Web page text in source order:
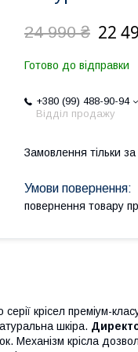
24 990 ₴ 22
Готово до відправки
+380 (99) 488-90-94
Відділ продажу
Замовлення тільки
повернення товару
крісел преміум-
шкіра.
Механізм крісла